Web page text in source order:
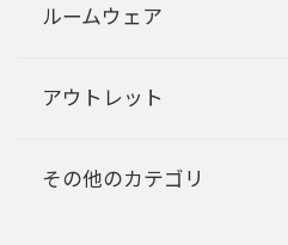
ルームウェア
アウトレット
その他のカテゴリ